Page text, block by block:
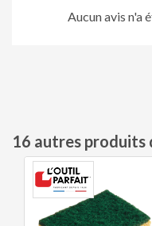
Aucun avis n'a
16 autres produits